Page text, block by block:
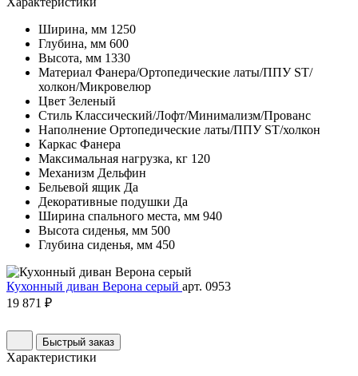
Ширина, мм 1250
Глубина, мм 600
Высота, мм 1330
Материал Фанера/Ортопедические латы/ППУ ST/
холкон/Микровелюр
Цвет Зеленый
Стиль Классический/Лофт/Минимализм/Прованс
Наполнение Ортопедические латы/ППУ ST/холкон
Каркас Фанера
Максимальная нагрузка, кг 120
Механизм Дельфин
Бельевой ящик Да
Декоративные подушки Да
Ширина спального места, мм 940
Высота сиденья, мм 500
Глубина сиденья, мм 450
Кухонный диван Верона серый арт. 0953
19 871 ₽
Быстрый заказ
Характеристики